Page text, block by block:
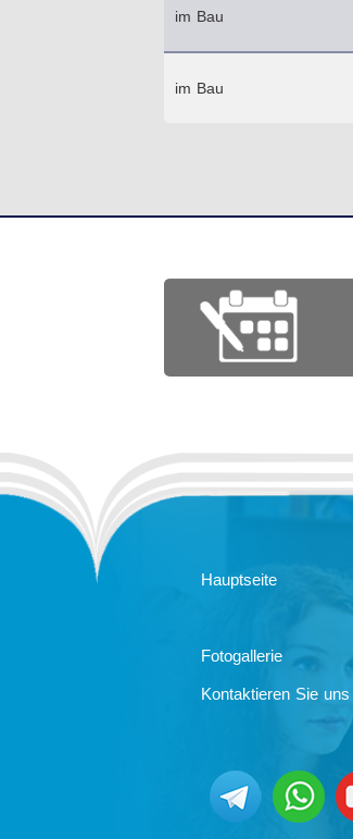
im Bau
im Bau
Hauptseite
Fotogallerie
Kontaktieren Sie uns